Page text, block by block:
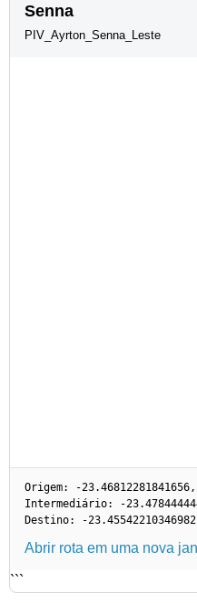
Senna
PIV_Ayrton_Senna_Leste
Origem: -
Intermediário: -
Destino: -
Abrir rota em uma nova
```